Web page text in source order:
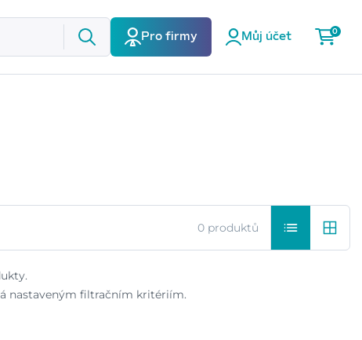
Pro firmy Můj účet
0
0 produktů
nastaveným filtračním kritériím.